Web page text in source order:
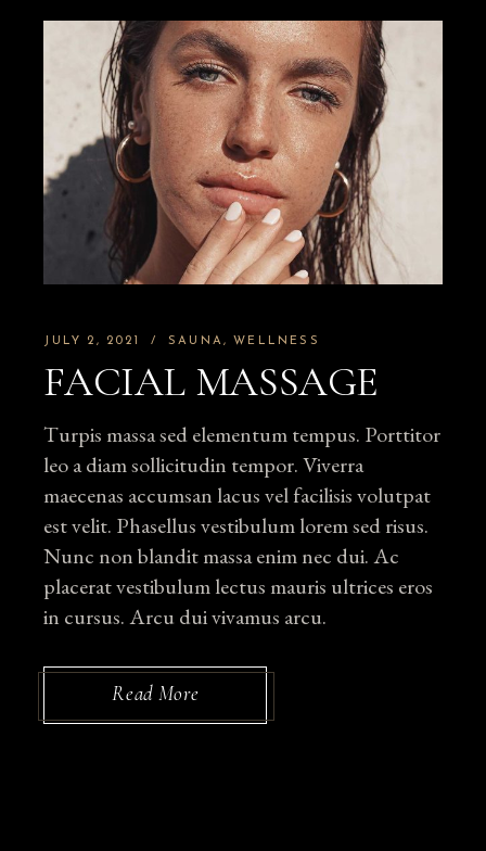
JULY 2, 2021 SAUNA WELLNESS
FACIAL MASSAGE
Turpis massa sed elementum tempus. Porttitor
leo a diam sollicitudin tempor. Viverra
maecenas accumsan lacus vel facilisis volutpat
est velit. Phasellus vestibulum lorem sed risus.
Nunc non blandit massa enim nec dui. Ac
placerat vestibulum lectus mauris ultrices eros
in cursus. Arcu dui vivamus arcu.
Read More